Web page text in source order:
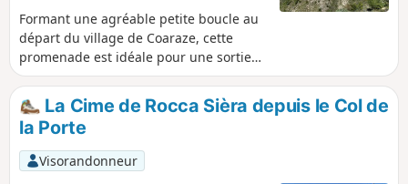
Formant une agréable petite boucle au
départ du village de Coaraze, cette
promenade est idéale pour une sortie
sur une demi-journée ou pour une
randonnée d’automne ou hiver voire de
début de printemps. Au début de
l'automne, on peut ramasser (et
déguster) quelques arbouses sauvages
entre les baisses de La Croix et de Buse.
La Cime de Rocca Sièra depuis le Col de
la Porte
Visorandonneur